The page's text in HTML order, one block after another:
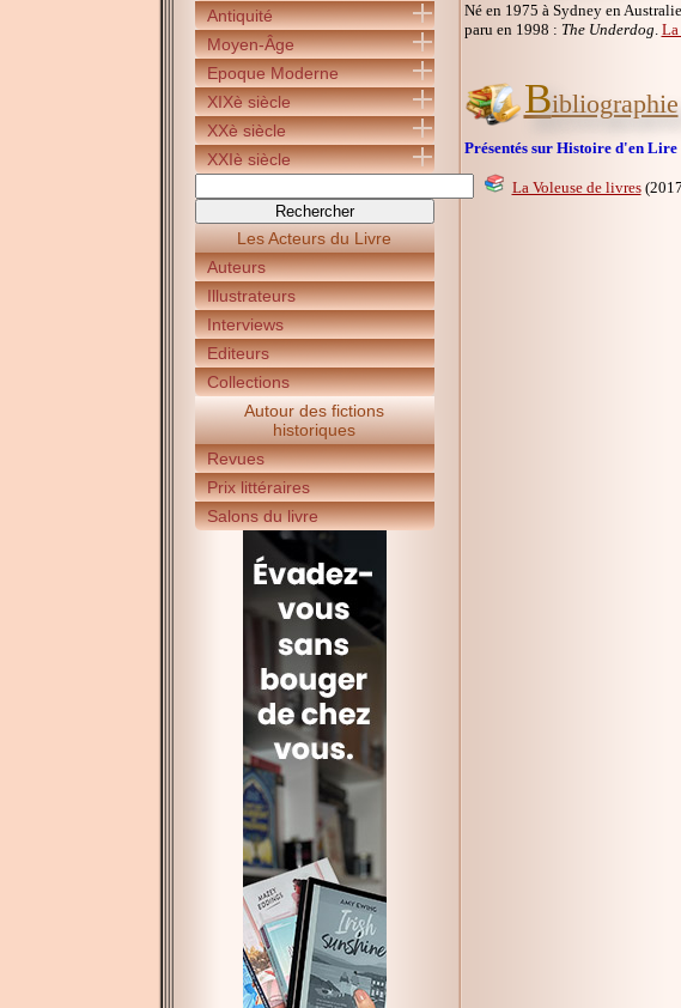
Antiquité
Moyen-Âge
Epoque Moderne
XIXè siècle
XXè siècle
XXIè siècle
Les Acteurs du Livre
Auteurs
Illustrateurs
Interviews
Editeurs
Collections
Autour des fictions
historiques
Revues
Prix littéraires
Salons du livre
Né en 1975 à Sydney en
paru en 1998 : The Underdog. La
Bibliographie
Présentés sur Histoire d'en Lire
La Voleuse de livres